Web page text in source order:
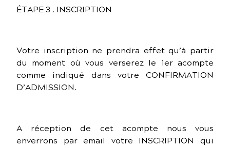
ÉTAPE 3 . INSCRIPTION
Votre inscription ne prendra effet qu’à partir
du moment où vous verserez le 1er acompte
comme indiqué dans votre CONFIRMATION
D’ADMISSION.
A réception de cet acompte nous vous
enverrons par email votre INSCRIPTION qui